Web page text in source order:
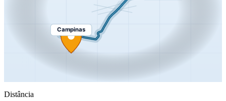
Campinas
Distância